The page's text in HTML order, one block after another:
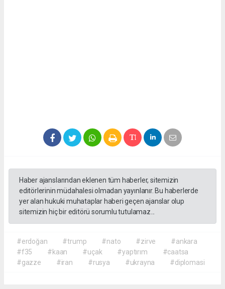
Haber ajanslarından eklenen tüm haberler, sitemizin
editörlerinin müdahalesi olmadan yayınlanır. Bu haberlerde
yer alan hukuki muhataplar haberi geçen ajanslar olup
sitemizin hiç bir editörü sorumlu tutulamaz...
#erdoğan #trump #nato #zirve
#ankara
#f35
#kaan #uçak #yaptırım
#caatsa
#gazze
#iran #rusya #ukrayna #diplomasi